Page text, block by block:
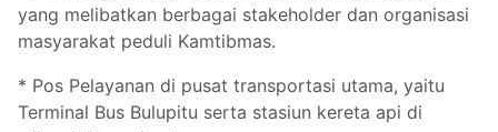
yang melibatkan berbagai stakeholder dan organisasi
masyarakat peduli Kamtibmas.
* Pos Pelayanan di pusat transportasi utama, yaitu
Terminal Bus Bulupitu serta stasiun kereta api di